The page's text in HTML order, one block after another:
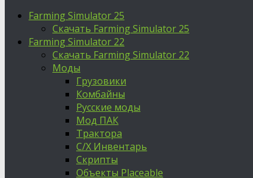
Farming Simulator 25
Скачать Farming Simulator 25
Farming Simulator 22
Скачать Farming Simulator 22
Моды
Грузовики
Комбайны
Русские моды
Мод ПАК
Трактора
С/Х Инвентарь
Скрипты
Объекты Placeable